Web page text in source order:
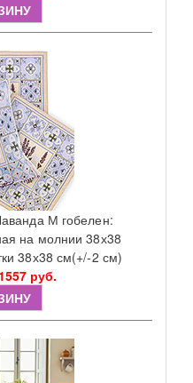
М гобелен:
на молнии 38х38
38х38 см(+/-2 см)
1557 руб.